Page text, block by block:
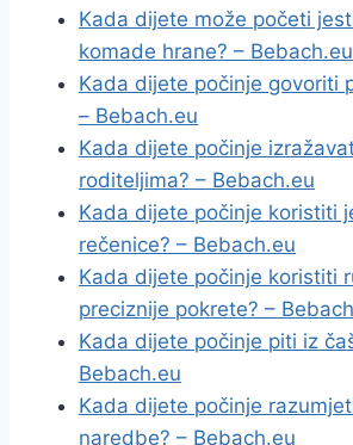
Kada dijete može početi
komade hrane? – Bebach.eu
Kada dijete počinje govoriti
– Bebach.eu
Kada dijete počinje
roditeljima? – Bebach.eu
Kada dijete počinje koristiti
rečenice? – Bebach.eu
Kada dijete počinje koristiti
preciznije pokrete? –
Kada dijete počinje piti iz
Bebach.eu
Kada dijete počinje
naredbe? – Bebach.eu